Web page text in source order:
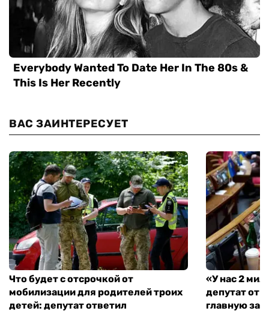
ВАС ЗАИНТЕРЕСУЕТ
Что будет с отсрочкой от
мобилизации для родителей троих
детей: депутат ответил
«У нас 2
депутат от
главную